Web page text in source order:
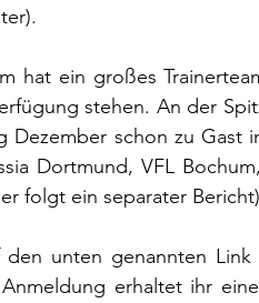
hat ein großes
stehen. An der
Dezember schon zu Gast
Dortmund, VFL
folgt ein separater
unten genannten Link
erhaltet ihr